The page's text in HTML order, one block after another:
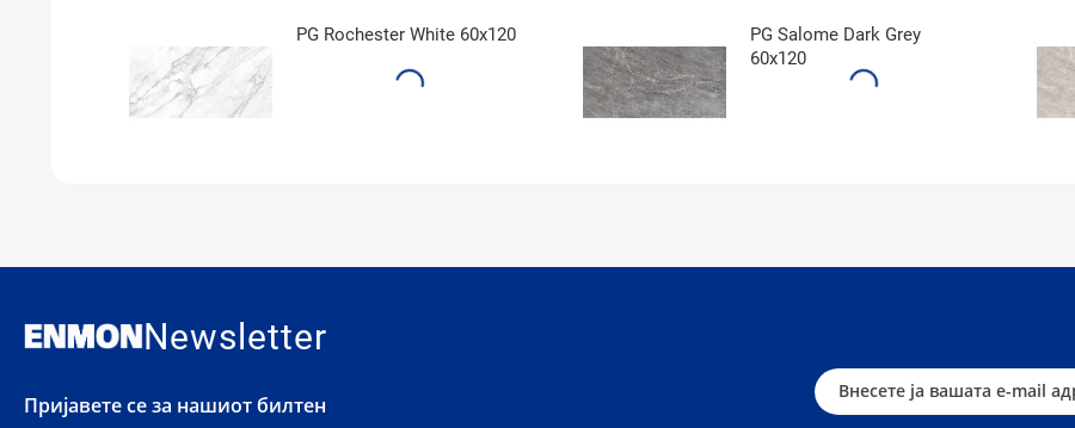
PG Rochester White 60x120
PG Salome Dark Grey
60x120
Newsletter
Пријавете се за нашиот билтен